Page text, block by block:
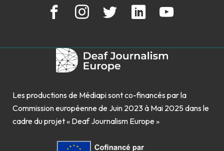
Les productions de Médiapi sont co-financés par la
Commission européenne de Juin 2023 à Mai 2025 dans le
cadre du projet « Deaf Journalism Europe »